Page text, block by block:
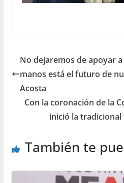
No dejaremos de apoyar
manos está el futuro de
Acosta
Con la coronación de la
inició la tradicional
También te